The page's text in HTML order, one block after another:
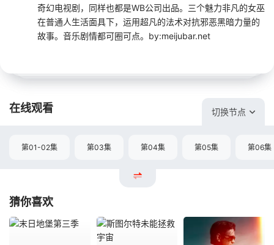
奇幻电视剧，同样也都是WB公司出品。三个魅力非凡的女巫
在普通人生活面具下，运用超凡的法术对抗邪恶黑暗力量的
故事。音乐剧情都可圈可点。by:meijubar.net
在线观看 切换节点
第01-02集 第03集 第04集 第05集 第06集
猜你喜欢